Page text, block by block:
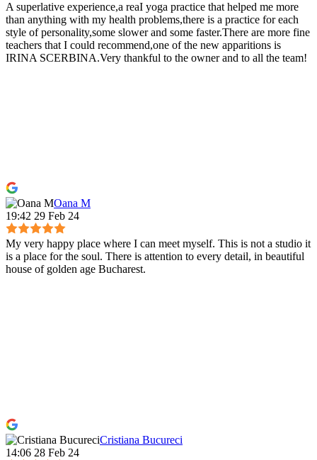
A superlative experience,a reaI yoga practice that helped me more
than anything with my health problems,there is a practice for each
style of personality,some slower and some faster.There are more fine
teachers that I could recommend,one of the new apparitions is
IRINA SCERBINA.Very thankful to the owner and to all the team!
Oana M
19:42 29 Feb 24
My very happy place where I can meet myself. This is not a studio it
is a place for the soul. There is attention to every detail, in beautiful
house of golden age Bucharest.
Cristiana Bucureci
14:06 28 Feb 24